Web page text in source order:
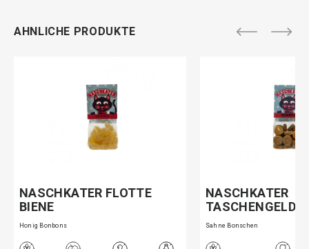
AHNLICHE PRODUKTE
NASCHKATER FLOTTE
BIENE
Honig Bonbons
NASCHKATER
TASCHENGELD
Sahne Bonschen